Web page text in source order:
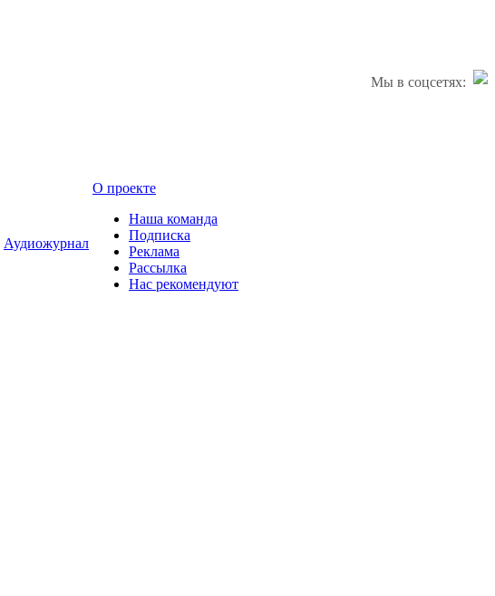
Мы в соцсетях:
Аудиожурнал
О проекте
Наша команда
Подписка
Реклама
Рассылка
Нас рекомендуют